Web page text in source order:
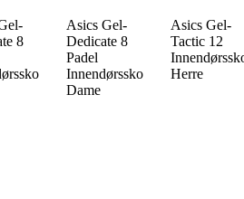
8
Asics Gel-
Dedicate 8
Padel
Innendørssko
Dame
Asics Gel-
Tactic 12
Herre